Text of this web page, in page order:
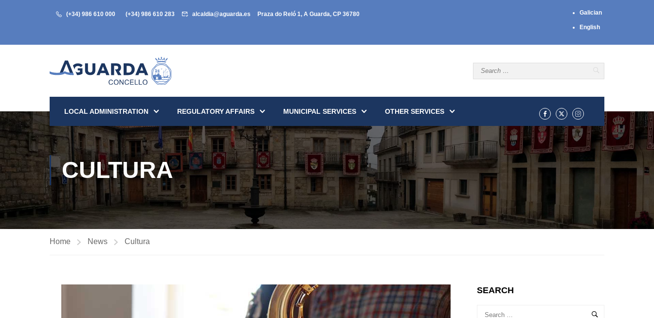
(+34) 986 610 000 (+34) 986 610 283 alcaldia@aguarda.es Praza do Reló 1, A Guarda, CP 36780 Galician
English
LOCAL ADMINISTRATION REGULATORY AFFAIRS MUNICIPAL SERVICES OTHER SERVICES
CULTURA
Home News Cultura
SEARCH